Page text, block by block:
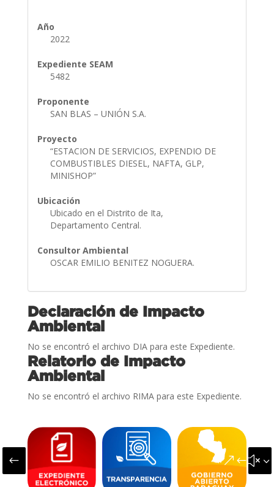
Año
2022
Expediente SEAM
5482
Proponente
SAN BLAS – UNIÓN S.A.
Proyecto
“ESTACION DE SERVICIOS, EXPENDIO DE
COMBUSTIBLES DIESEL, NAFTA, GLP,
MINISHOP”
Ubicación
Ubicado en el Distrito de Ita,
Departamento Central.
Consultor Ambiental
OSCAR EMILIO BENITEZ NOGUERA.
Declaración de Impacto
Ambiental
No se encontró el archivo DIA para este Expediente.
Relatorio de Impacto
Ambiental
No se encontró el archivo RIMA para este Expediente.
#